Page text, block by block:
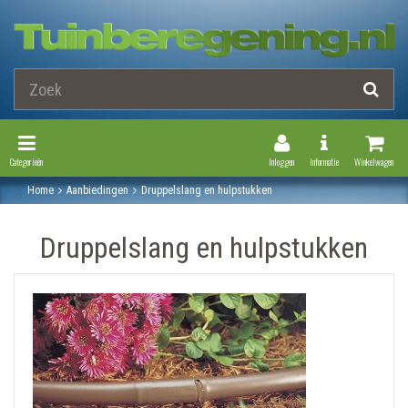
Winkelwagen
Toggle
Informatie
Inloggen
Toggle Navigation
Categorieën
Home Aanbiedingen Druppelslang en hulpstukken
Druppelslang en hulpstukken